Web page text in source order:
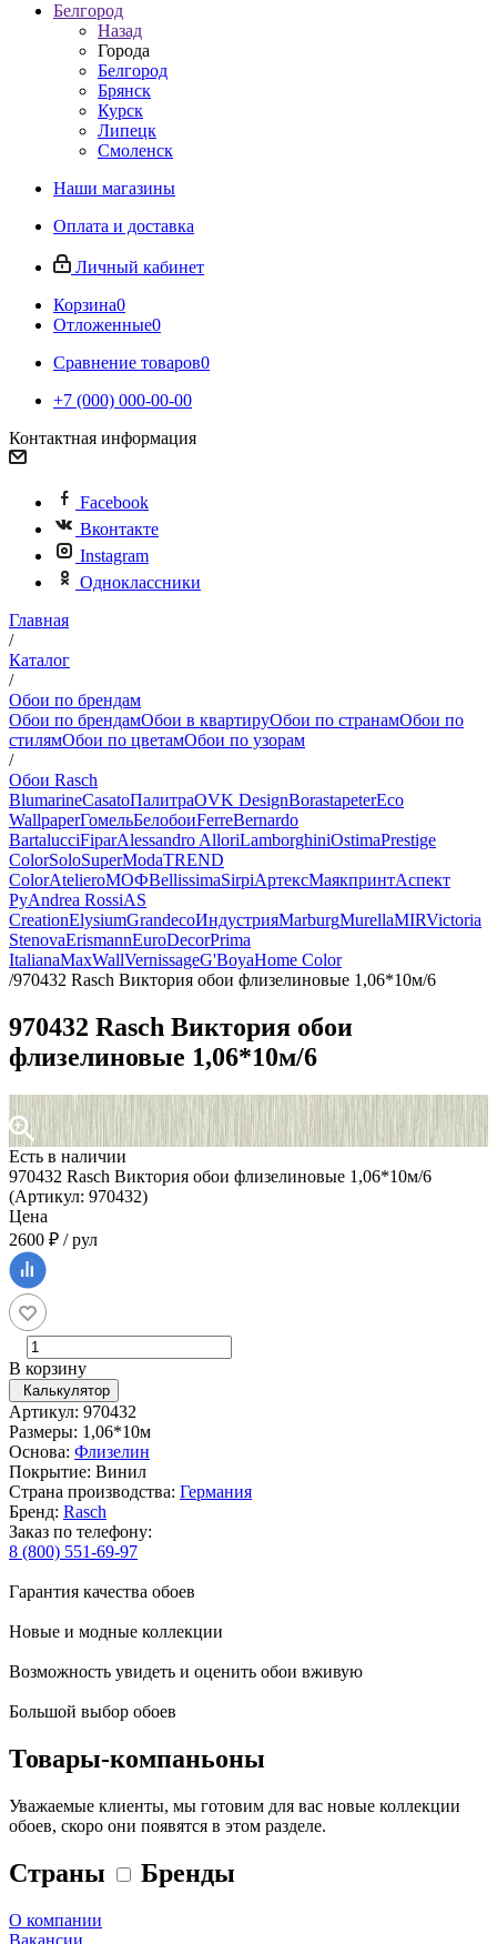
Белгород
Назад
Города
Белгород
Брянск
Курск
Липецк
Смоленск
Наши магазины
Оплата и доставка
Личный кабинет
Корзина0
Отложенные0
Сравнение товаров0
+7 (000) 000-00-00
Контактная информация
Facebook
Вконтакте
Instagram
Одноклассники
Главная
/
Каталог
/
Обои по брендам
Обои по брендамОбои в квартируОбои по странамОбои по
стилямОбои по цветамОбои по узорам
/
Обои Rasch
BlumarineCasatoПалитраOVK DesignBorastapeterEco
WallpaperГомельБелобоиFerreBernardo
BartalucciFiparAlessandro AlloriLamborghiniOstimaPrestige
ColorSoloSuperModaTREND
ColorAtelieroМОФBellissimaSirpiАртексМаякпринтАспект
РуAndrea RossiAS
CreationElysiumGrandecoИндустрияMarburgMurellaMIRVictoria
StenovaErismannEuroDecorPrima
ItalianaMaxWallVernissageG'BoyaHome Color
/970432 Rasch Виктория обои флизелиновые 1,06*10м/6
970432 Rasch Виктория обои
флизелиновые 1,06*10м/6
Есть в наличии
970432 Rasch Виктория обои флизелиновые 1,06*10м/6
(Артикул: 970432)
Цена
2600 ₽ / рул
В корзину
Калькулятор
Артикул: 970432
Размеры: 1,06*10м
Основа: Флизелин
Покрытие: Винил
Страна производства: Германия
Бренд: Rasch
Заказ по телефону:
8 (800) 551-69-97
Гарантия качества обоев
Новые и модные коллекции
Возможность увидеть и оценить обои вживую
Большой выбор обоев
Товары-компаньоны
Уважаемые клиенты, мы готовим для вас новые коллекции
обоев, скоро они появятся в этом разделе.
Страны Бренды
О компании
Вакансии